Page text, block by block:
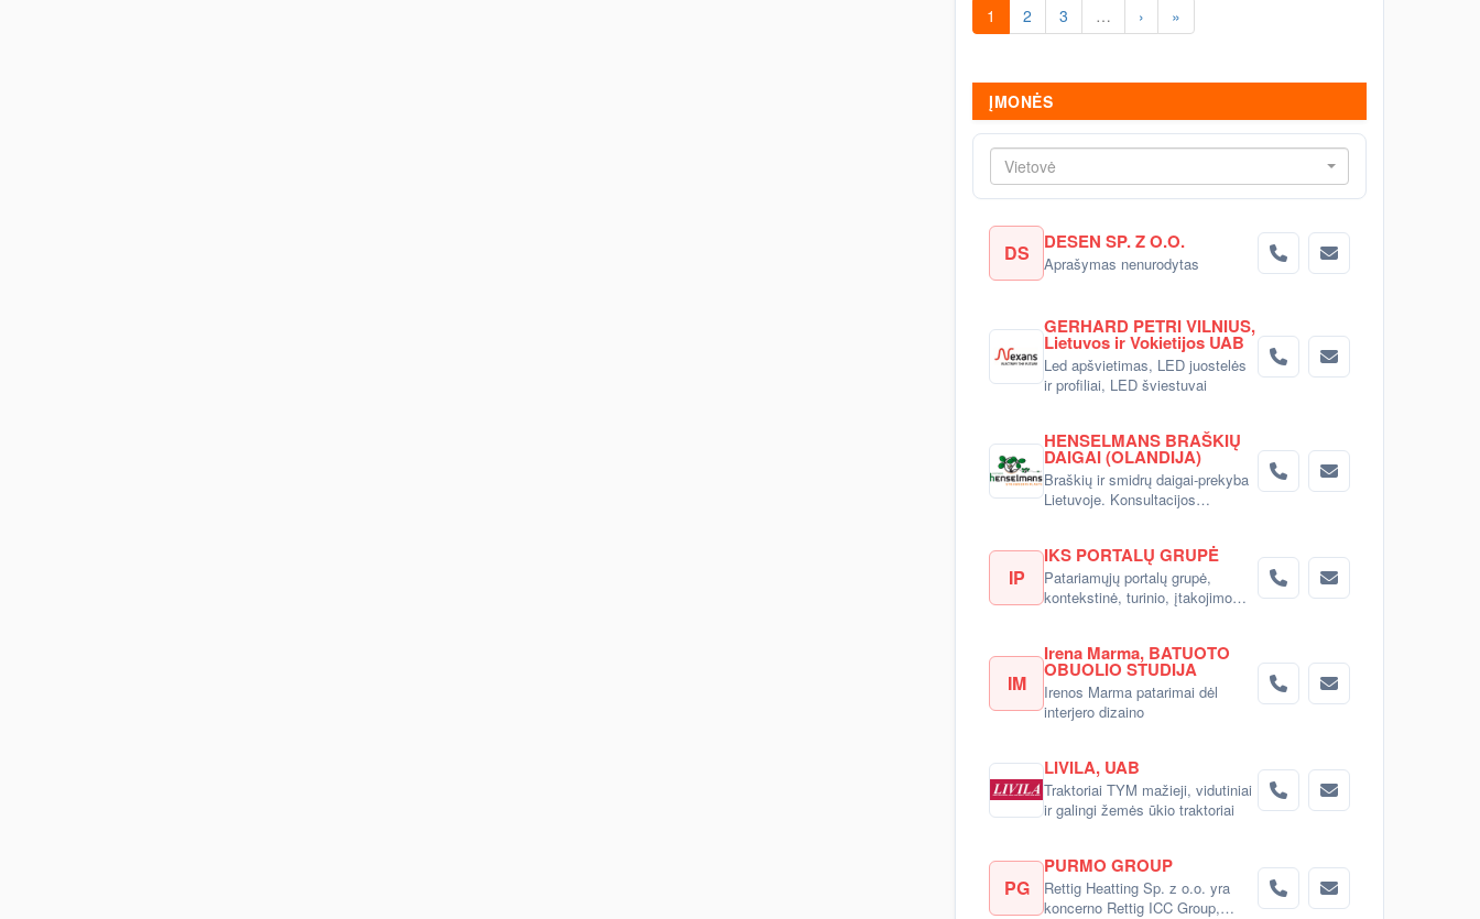
1 2 3 … › »
ĮMONĖS
Vietovė
DS DESEN SP. Z O.O.
Aprašymas nenurodytas
GERHARD PETRI VILNIUS,
Lietuvos ir Vokietijos UAB
Led apšvietimas, LED juostelės
ir profiliai, LED šviestuvai
HENSELMANS BRAŠKIŲ
DAIGAI (OLANDIJA)
Braškių ir smidrų daigai-prekyba
Lietuvoje. Konsultacijos
IP
IKS PORTALŲ GRUPĖ
Patariamųjų portalų grupė,
kontekstinė, turinio, įtakojimo
IM
Irena Marma, BATUOTO
OBUOLIO STUDIJA
Irenos Marma patarimai dėl
interjero dizaino
LIVILA, UAB
Traktoriai TYM mažieji, vidutiniai
ir galingi žemės ūkio traktoriai
PG
PURMO GROUP
Rettig Heatting Sp. z o.o. yra
koncerno Rettig ICC Group,